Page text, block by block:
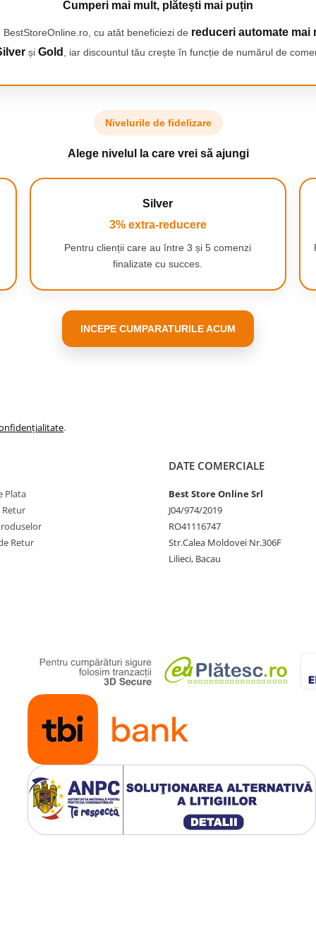
în
o are la îndemână.
culori și modele.
ceea ce le
Cumperi mai mult, plătești mai puțin
cu atât beneficiezi de reduceri automate mai
și Gold , iar discountul tău crește în funcție de numărul de
Nivelurile de fidelizare
Alege nivelul la care vrei să ajungi
Silver
3% extra-reducere
Pentru clienții care au între 3 și 5 comenzi
finalizate cu succes.
INCEPE CUMPARATURILE ACUM
.
Plata
Retur
Retur
DATE COMERCIALE
Best Store Online Srl
J04/974/2019
RO41116747
Str.Calea Moldovei Nr.306F
Lilieci, Bacau